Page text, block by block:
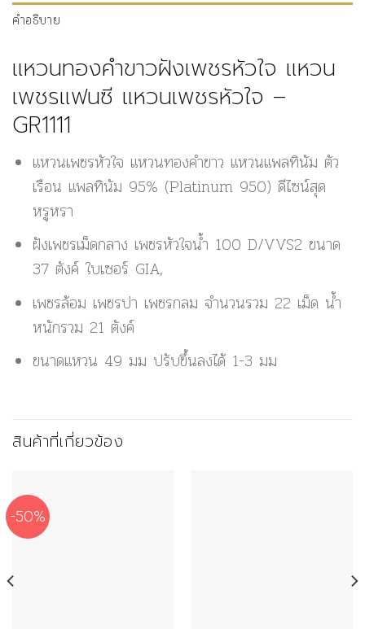
คำอธิบาย
แหวนทองคำขาวฝังเพชรหัวใจ แหวน
เพชรแฟนซี แหวนเพชรหัวใจ –
GR1111
แหวนเพชรหัวใจ แหวนทองคำขาว แหวนแพลทินัม ตัว
เรือน แพลทินัม 95% (Platinum 950) ดีไซน์สุด
หรูหรา
ฝังเพชรเม็ดกลาง เพชรหัวใจน้ำ 100 D/VVS2 ขนาด
37 ตังค์ ใบเซอร์ GIA,
เพชรล้อม เพชรบ่า เพชรกลม จำนวนรวม 22 เม็ด น้ำ
หนักรวม 21 ตังค์
ขนาดแหวน 49 มม ปรับขึ้นลงได้ 1-3 มม
สินค้าที่เกี่ยวข้อง
-50%